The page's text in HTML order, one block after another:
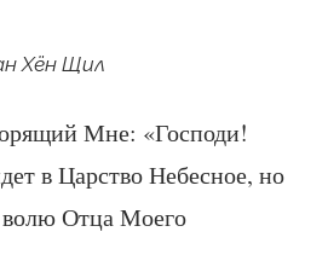
Хён Щил
Мне: «Господи!
в Царство Небесное, но
Отца Моего